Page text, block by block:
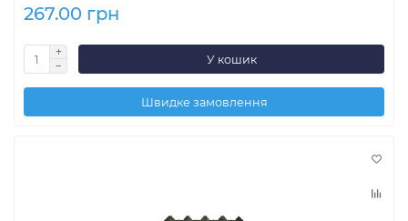
267.00 грн
У кошик
Швидке замовлення